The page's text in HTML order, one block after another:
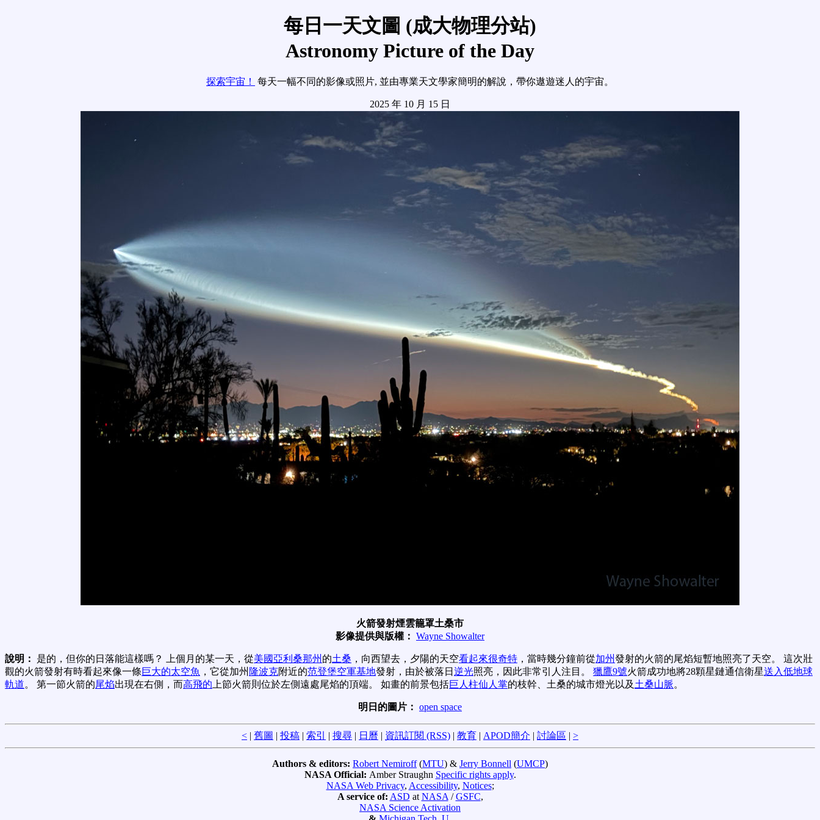
每日一天文圖 (成大物理分站)
Astronomy Picture of the Day
探索宇宙！ 每天一幅不同的影像或照片, 並由專業天文學家簡明的解說，帶你遨遊迷人的宇宙。
2025 年 10 月 15 日
火箭發射煙雲籠罩土桑市
影像提供與版權： Wayne Showalter
說明： 是的，但你的日落能這樣嗎？ 上個月的某一天，從美國亞利桑那州 的土桑 ，向西望去，夕陽的天空看起來很奇特 ，當時幾分鐘前從加州發射的火箭的尾焰短暫地照亮了天空。 這次壯
觀的火箭發射有時看起來像一條巨大的太空魚 ，它從加州 隆波克附近的范登堡空軍基地發射，由於被落日 逆光照亮，因此非常引人注目。 獵鷹9號火箭成功地將28顆星鏈通信衛星送入低地球
軌道。 第一節火箭的尾焰出現在右側，而高飛的 上節火箭則位於左側遠處尾焰的頂端。 如畫的前景包括巨人柱仙人掌的枝幹、土桑的城市燈光以及 土桑山脈。
明日的圖片： open space
< | 舊圖 | 投稿 | 索引 | 搜尋 | 日曆 | 資訊訂閱 (RSS) | 教育 | APOD簡介 | 討論區 | >
Authors & editors: Robert Nemiroff(MTU) & Jerry Bonnell (UMCP)
NASA Official: Amber Straughn Specific rights apply.
NASA Web Privacy, Accessibility, Notices;
A service of: ASD at NASA /GSFC,
NASA Science Activation